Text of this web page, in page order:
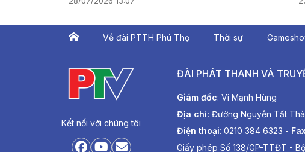
Về đài PTTH Phú Thọ Thời sự
Kết nối với chúng tôi
ĐÀI PHÁT THANH VÀ
Giám đốc: Vi Mạnh Hùng
Địa chỉ: Đường Nguyễn Tất
Điện thoại: 0210 384 6323 -
Giấy phép Số 138/GP-TTĐT -